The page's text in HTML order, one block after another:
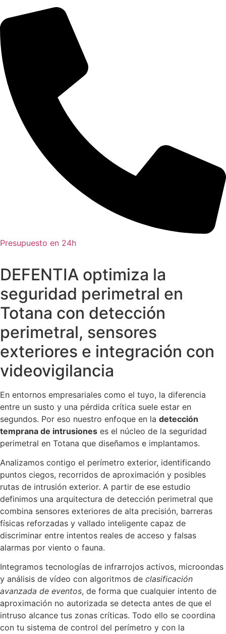
Presupuesto en 24h
DEFENTIA optimiza la
seguridad perimetral en
Totana con detección
perimetral, sensores
exteriores e integración con
videovigilancia
En entornos empresariales como el tuyo, la diferencia
entre un susto y una pérdida crítica suele estar en
segundos. Por eso nuestro enfoque en la detección
temprana de intrusiones es el núcleo de la seguridad
perimetral en Totana que diseñamos e implantamos.
Analizamos contigo el perímetro exterior, identificando
puntos ciegos, recorridos de aproximación y posibles
rutas de intrusión exterior. A partir de ese estudio
definimos una arquitectura de detección perimetral que
combina sensores exteriores de alta precisión, barreras
físicas reforzadas y vallado inteligente capaz de
discriminar entre intentos reales de acceso y falsas
alarmas por viento o fauna.
Integramos tecnologías de infrarrojos activos, microondas
y análisis de vídeo con algoritmos de clasificación
avanzada de eventos, de forma que cualquier intento de
aproximación no autorizada se detecta antes de que el
intruso alcance tus zonas críticas. Todo ello se coordina
con tu sistema de control del perímetro y con la